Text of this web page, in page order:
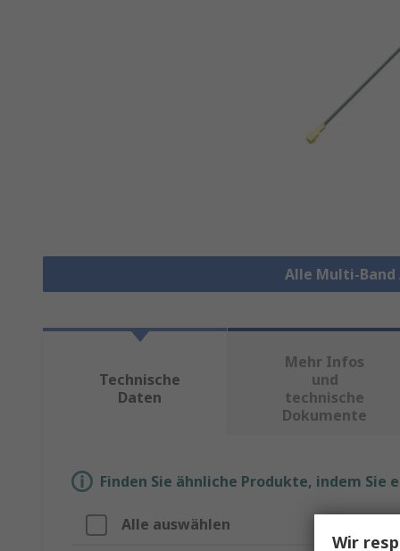
Alle Multi-Band
Technische
Daten
Mehr Infos
und
technische
Dokumente
Finden Sie ähnliche Produkte, indem
Alle auswählen
Wir